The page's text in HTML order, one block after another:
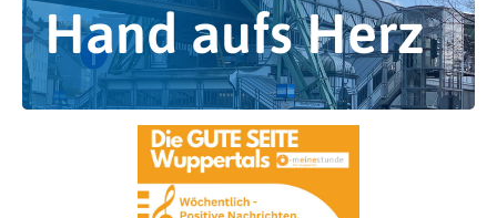
Hand aufs Herz